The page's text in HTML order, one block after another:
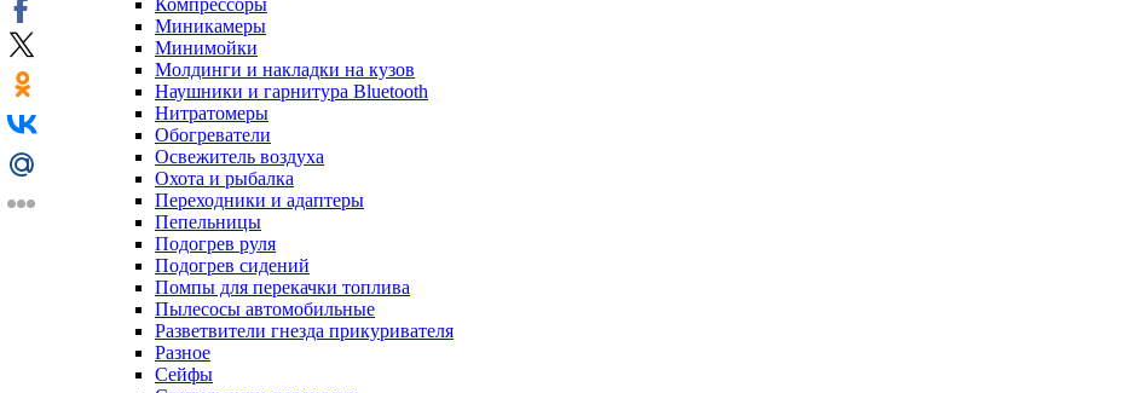
Компрессоры
Миникамеры
Минимойки
Молдинги и накладки на кузов
Наушники и гарнитура Bluetooth
Нитратомеры
Обогреватели
Освежитель воздуха
Охота и рыбалка
Переходники и адаптеры
Пепельницы
Подогрев руля
Подогрев сидений
Помпы для перекачки топлива
Пылесосы автомобильные
Разветвители гнезда прикуривателя
Разное
Сейфы